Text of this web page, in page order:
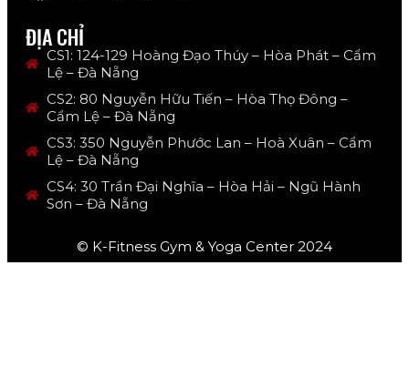
ĐỊA CHỈ
CS1: 124-129 Hoàng Đạo Thúy – Hòa Phát – Cẩm
Lệ – Đà Nẵng
CS2: 80 Nguyễn Hữu Tiến – Hòa Thọ Đông –
Cẩm Lệ – Đà Nẵng
CS3: 350 Nguyễn Phước Lan – Hoà Xuân – Cẩm
Lệ – Đà Nẵng
CS4: 30 Trần Đại Nghĩa – Hòa Hải – Ngũ Hành
Sơn – Đà Nẵng
© K-Fitness Gym & Yoga Center 2024